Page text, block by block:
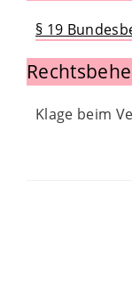
§ 19
Klage beim